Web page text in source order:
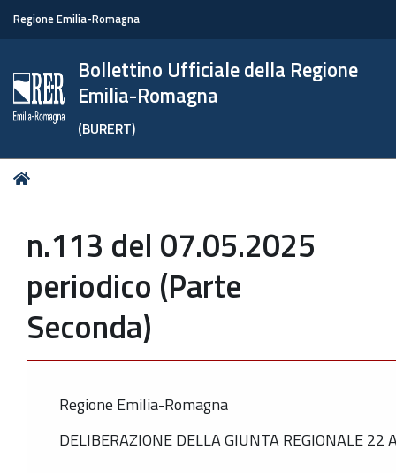
Regione Emilia-Romagna
Bollettino Ufficiale della Regione
Emilia-Romagna
(BURERT)
Tu
n.113 del 07.05.2025
periodico (Parte
Seconda)
Regione Emilia-Romagna
DELIBERAZIONE DELLA GIUNTA REGIONALE 22